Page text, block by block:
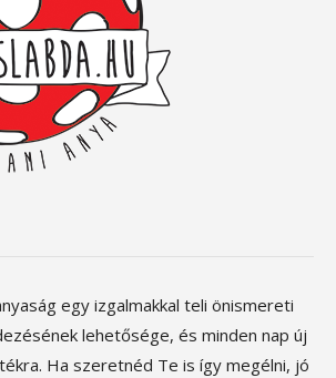
egy izgalmakkal teli önismereti
lehetősége, és minden nap új
Ha szeretnéd Te is így megélni, jó